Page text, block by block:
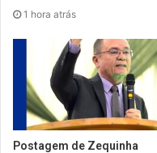
1 hora atrás
Postagem de Zequinha